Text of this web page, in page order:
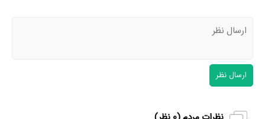
ارسال نظر